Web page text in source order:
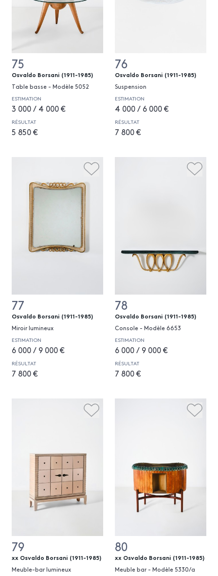
75
Osvaldo Borsani (1911-1985)
Table basse - Modèle 5052
ESTIMATION
3 000 / 4 000 €
RÉSULTAT
5 850 €
76
Osvaldo Borsani (1911-1985)
Suspension
ESTIMATION
4 000 / 6 000 €
RÉSULTAT
7 800 €
77
Osvaldo Borsani (1911-1985)
Miroir lumineux
ESTIMATION
6 000 / 9 000 €
RÉSULTAT
7 800 €
78
Osvaldo Borsani (1911-1985)
Console - Modèle 6653
ESTIMATION
6 000 / 9 000 €
RÉSULTAT
7 800 €
79
xx Osvaldo Borsani (1911-1985)
Meuble-bar lumineux
80
xx Osvaldo Borsani (1911-1985)
Meuble bar - Modèle 5330/a